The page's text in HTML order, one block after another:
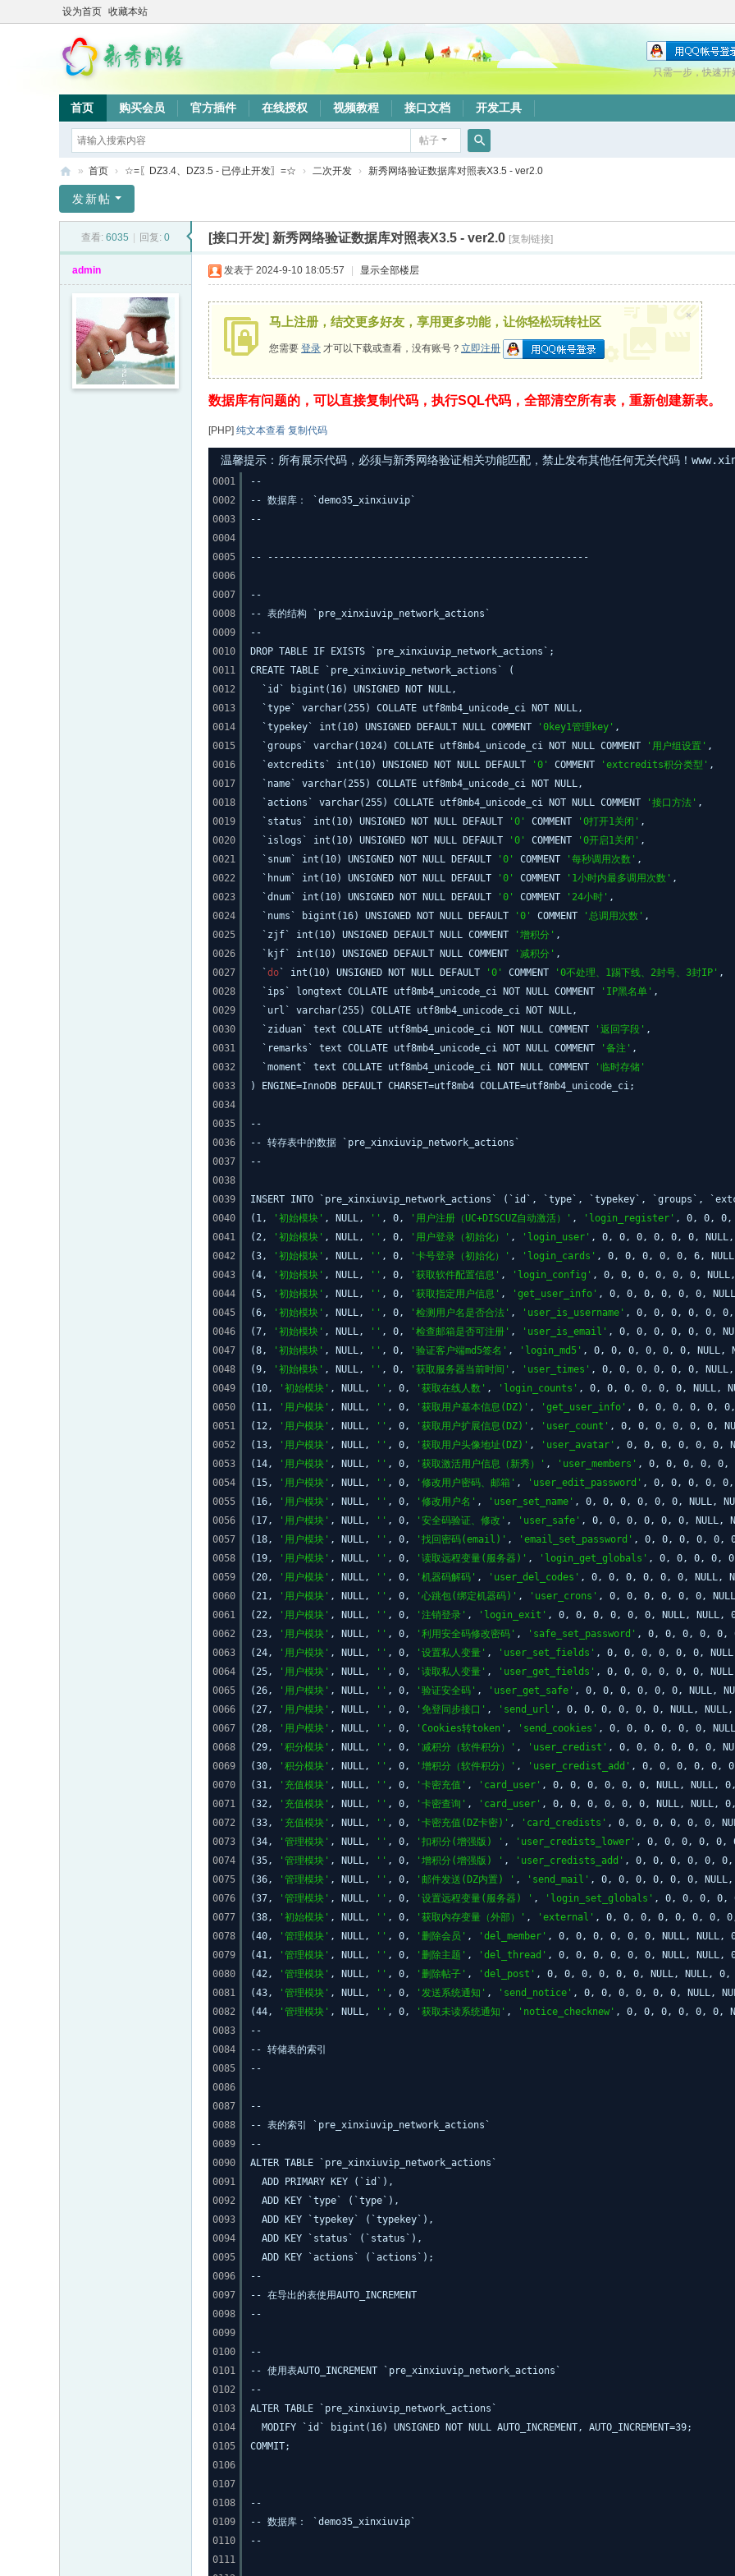
设为首页 收藏本站
只需一步，快速开
首页 购买会员 官方插件 在线授权 视频教程 接口文档 开发工具
帖子
搜
秀
» 首页 › ☆=〖DZ3.4、DZ3.5 - 已停止开发〗=☆ › 二次开发 › 新秀网络验证数据库对照表X3.5 - ver2.0
发新帖
查看: 6035 回复: 0 [接口开发] 新秀网络验证数据库对照表X3.5 - ver2.0 [复制链接]
admin 发表于 2024-9-10 18:05:57 显示全部楼层
马上注册，结交更多好友，享用更多功能，让你轻松玩转社区
您需要 登录 才可以下载或查看，没有账号？ 立即注册
×
数据库有问题的，可以直接复制代码，执行SQL代码，全部清空所有表，重新创建新表。
[PHP] 纯文本查看 复制代码
温馨提示：所有展示代码，必须与新秀网络验证相关功能匹配，禁止发布其他任何无关代码！
0001
0002
0003
0004
0005
0006
0007
0008
0009
0010
0011
0012
0013
0014
0015
0016
0017
0018
0019
0020
0021
0022
0023
0024
0025
0026
0027
0028
0029
0030
0031
0032
0033
0034
0035
0036
0037
0038
0039
0040
0041
0042
0043
0044
0045
0046
0047
0048
0049
0050
0051
0052
0053
0054
0055
0056
0057
0058
0059
0060
0061
0062
0063
0064
0065
0066
0067
0068
0069
0070
0071
0072
0073
0074
0075
0076
0077
0078
0079
0080
0081
0082
0083
0084
0085
0086
0087
0088
0089
0090
0091
0092
0093
0094
0095
0096
0097
0098
0099
0100
0101
0102
0103
0104
0105
0106
0107
0108
0109
0110
0111
--
-- 数据库： `demo35_xinxiuvip`
--
-- --------------------------------------------------------
--
-- 表的结构 `pre_xinxiuvip_network_actions`
--
DROP TABLE IF EXISTS `pre_xinxiuvip_network_actions`;
CREATE TABLE `pre_xinxiuvip_network_actions` (
`id` bigint(16) UNSIGNED NOT NULL,
`type` varchar(255) COLLATE utf8mb4_unicode_ci NOT NULL,
`typekey` int(10) UNSIGNED DEFAULT NULL COMMENT
'0key1管理key' ,
`groups` varchar(1024) COLLATE utf8mb4_unicode_ci NOT NULL COMMENT
'用户组设置' ,
`extcredits` int(10) UNSIGNED NOT NULL DEFAULT
'0' COMMENT 'extcredits积分类型' ,
`name` varchar(255) COLLATE utf8mb4_unicode_ci NOT NULL,
`actions` varchar(255) COLLATE utf8mb4_unicode_ci NOT NULL COMMENT
'接口方法' ,
`status` int(10) UNSIGNED NOT NULL DEFAULT
'0' COMMENT '0打开1关闭' ,
`islogs` int(10) UNSIGNED NOT NULL DEFAULT
'0' COMMENT '0开启1关闭' ,
`snum` int(10) UNSIGNED NOT NULL DEFAULT
'0' COMMENT '每秒调用次数' ,
`hnum` int(10) UNSIGNED NOT NULL DEFAULT
'0' COMMENT '1小时内最多调用次数' ,
`dnum` int(10) UNSIGNED NOT NULL DEFAULT
'0' COMMENT '24小时' ,
`nums` bigint(16) UNSIGNED NOT NULL DEFAULT
'0' COMMENT '总调用次数' ,
`zjf` int(10) UNSIGNED DEFAULT NULL COMMENT
'增积分' ,
`kjf` int(10) UNSIGNED DEFAULT NULL COMMENT
'减积分' ,
`do ` int(10) UNSIGNED NOT NULL DEFAULT '0' COMMENT '0不处理、1踢下线、2封号、3封IP' ,
`ips` longtext COLLATE utf8mb4_unicode_ci NOT NULL COMMENT
'IP黑名单' ,
`url` varchar(255) COLLATE utf8mb4_unicode_ci NOT NULL,
`ziduan` text COLLATE utf8mb4_unicode_ci NOT NULL COMMENT
'返回字段' ,
`remarks` text COLLATE utf8mb4_unicode_ci NOT NULL COMMENT
'备注' ,
`moment` text COLLATE utf8mb4_unicode_ci NOT NULL COMMENT
'临时存储'
) ENGINE=InnoDB DEFAULT CHARSET=utf8mb4 COLLATE=utf8mb4_unicode_ci;
--
-- 转存表中的数据 `pre_xinxiuvip_network_actions`
--
INSERT INTO `pre_xinxiuvip_network_actions` (`id`, `type`, `typekey`,
(1,
'初始模块' , NULL, '' , 0, '用户注册（UC+DISCUZ自动激活）' , 'login_register' , 0, 0, 0,
(2,
'初始模块' , NULL, '' , 0, '用户登录（初始化）' , 'login_user' , 0, 0, 0, 0, 0, 0, NULL,
(3,
'初始模块' , NULL, '' , 0, '卡号登录（初始化）' , 'login_cards' , 0, 0, 0, 0, 0, 6,
(4,
'初始模块' , NULL, '' , 0, '获取软件配置信息' , 'login_config' , 0, 0, 0, 0, 0, 0, NULL,
(5,
'初始模块' , NULL, '' , 0, '获取指定用户信息' , 'get_user_info' , 0, 0, 0, 0, 0, 0,
(6,
'初始模块' , NULL, '' , 0, '检测用户名是否合法' , 'user_is_username' , 0, 0, 0, 0, 0, 0,
(7,
'初始模块' , NULL, '' , 0, '检查邮箱是否可注册' , 'user_is_email' , 0, 0, 0, 0, 0, 0,
(8,
'初始模块' , NULL, '' , 0, '验证客户端md5签名' , 'login_md5' , 0, 0, 0, 0, 0, 0, NULL,
(9,
'初始模块' , NULL, '' , 0, '获取服务器当前时间' , 'user_times' , 0, 0, 0, 0, 0, 0, NULL,
(10,
'初始模块' , NULL, '' , 0, '获取在线人数' , 'login_counts' , 0, 0, 0, 0, 0, 0, NULL,
(11,
'用户模块' , NULL, '' , 0, '获取用户基本信息(DZ)' , 'get_user_info' , 0, 0, 0, 0, 0, 0,
(12,
'用户模块' , NULL, '' , 0, '获取用户扩展信息(DZ)' , 'user_count' , 0, 0, 0, 0, 0, 0,
(13,
'用户模块' , NULL, '' , 0, '获取用户头像地址(DZ)' , 'user_avatar' , 0, 0, 0, 0, 0, 0,
(14,
'用户模块' , NULL, '' , 0, '获取激活用户信息（新秀）' , 'user_members' , 0, 0, 0, 0, 0,
(15,
'用户模块' , NULL, '' , 0, '修改用户密码、邮箱' , 'user_edit_password' , 0, 0, 0, 0, 0,
(16,
'用户模块' , NULL, '' , 0, '修改用户名' , 'user_set_name' , 0, 0, 0, 0, 0, 0, NULL,
(17,
'用户模块' , NULL, '' , 0, '安全码验证、修改' , 'user_safe' , 0, 0, 0, 0, 0, 0, NULL,
(18,
'用户模块' , NULL, '' , 0, '找回密码(email)' , 'email_set_password' , 0, 0, 0, 0, 0, 0,
(19,
'用户模块' , NULL, '' , 0, '读取远程变量(服务器)' , 'login_get_globals' , 0, 0, 0, 0, 0,
(20,
'用户模块' , NULL, '' , 0, '机器码解码' , 'user_del_codes' , 0, 0, 0, 0, 0, 0, NULL,
(21,
'用户模块' , NULL, '' , 0, '心跳包(绑定机器码)' , 'user_crons' , 0, 0, 0, 0, 0, 0,
(22,
'用户模块' , NULL, '' , 0, '注销登录' , 'login_exit' , 0, 0, 0, 0, 0, 0, NULL, NULL,
(23,
'用户模块' , NULL, '' , 0, '利用安全码修改密码' , 'safe_set_password' , 0, 0, 0, 0, 0,
(24,
'用户模块' , NULL, '' , 0, '设置私人变量' , 'user_set_fields' , 0, 0, 0, 0, 0, 0,
(25,
'用户模块' , NULL, '' , 0, '读取私人变量' , 'user_get_fields' , 0, 0, 0, 0, 0, 0,
(26,
'用户模块' , NULL, '' , 0, '验证安全码' , 'user_get_safe' , 0, 0, 0, 0, 0, 0, NULL,
(27,
'用户模块' , NULL, '' , 0, '免登同步接口' , 'send_url' , 0, 0, 0, 0, 0, 0, NULL,
(28,
'用户模块' , NULL, '' , 0, 'Cookies转token' , 'send_cookies' , 0, 0, 0, 0, 0, 0,
(29,
'积分模块' , NULL, '' , 0, '减积分（软件积分）' , 'user_credist' , 0, 0, 0, 0, 0, 0,
(30,
'积分模块' , NULL, '' , 0, '增积分（软件积分）' , 'user_credist_add' , 0, 0, 0, 0, 0, 0,
(31,
'充值模块' , NULL, '' , 0, '卡密充值' , 'card_user' , 0, 0, 0, 0, 0, 0, NULL, NULL,
(32,
'充值模块' , NULL, '' , 0, '卡密查询' , 'card_user' , 0, 0, 0, 0, 0, 0, NULL, NULL,
(33,
'充值模块' , NULL, '' , 0, '卡密充值(DZ卡密)' , 'card_credists' , 0, 0, 0, 0, 0, 0,
(34,
'管理模块' , NULL, '' , 0, '扣积分(增强版) ' , 'user_credists_lower' , 0, 0, 0, 0, 0,
(35,
'管理模块' , NULL, '' , 0, '增积分(增强版) ' , 'user_credists_add' , 0, 0, 0, 0, 0, 0,
(36,
'管理模块' , NULL, '' , 0, '邮件发送(DZ内置) ' , 'send_mail' , 0, 0, 0, 0, 0, 0, NULL,
(37,
'管理模块' , NULL, '' , 0, '设置远程变量(服务器) ' , 'login_set_globals' , 0, 0, 0, 0,
(38,
'初始模块' , NULL, '' , 0, '获取内存变量（外部）' , 'external' , 0, 0, 0, 0, 0, 0, 0,
(40,
'管理模块' , NULL, '' , 0, '删除会员' , 'del_member' , 0, 0, 0, 0, 0, 0, NULL, NULL,
(41,
'管理模块' , NULL, '' , 0, '删除主题' , 'del_thread' , 0, 0, 0, 0, 0, 0, NULL, NULL,
(42,
'管理模块' , NULL, '' , 0, '删除帖子' , 'del_post' , 0, 0, 0, 0, 0, 0, NULL, NULL, 0,
(43,
'管理模块' , NULL, '' , 0, '发送系统通知' , 'send_notice' , 0, 0, 0, 0, 0, 0, NULL,
(44,
'管理模块' , NULL, '' , 0, '获取未读系统通知' , 'notice_checknew' , 0, 0, 0, 0, 0, 0,
--
-- 转储表的索引
--
--
-- 表的索引 `pre_xinxiuvip_network_actions`
--
ALTER TABLE `pre_xinxiuvip_network_actions`
ADD PRIMARY KEY (`id`),
ADD KEY `type` (`type`),
ADD KEY `typekey` (`typekey`),
ADD KEY `status` (`status`),
ADD KEY `actions` (`actions`);
--
-- 在导出的表使用AUTO_INCREMENT
--
--
-- 使用表AUTO_INCREMENT `pre_xinxiuvip_network_actions`
--
ALTER TABLE `pre_xinxiuvip_network_actions`
MODIFY `id` bigint(16) UNSIGNED NOT NULL AUTO_INCREMENT, AUTO_INCREMENT=39;
COMMIT;
--
-- 数据库： `demo35_xinxiuvip`
--